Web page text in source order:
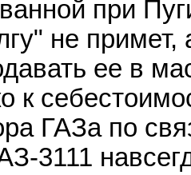
при
не
ее в
к
ГАЗа по
3111